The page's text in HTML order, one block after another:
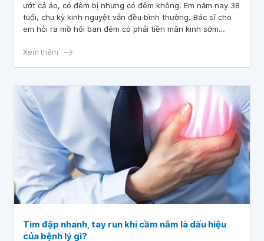
ướt cả áo, có đêm bị nhưng có đêm không. Em năm nay 38
tuổi, chu kỳ kinh nguyệt vẫn đều bình thường. Bác sĩ cho
em hỏi ra mồ hôi ban đêm có phải tiền mãn kinh sớm
Xem thêm
Tim đập nhanh, tay run khi cầm nắm là dấu hiệu
của bệnh lý gì?